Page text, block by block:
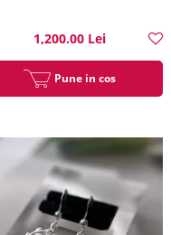
1,200.00 Lei
Pune in cos